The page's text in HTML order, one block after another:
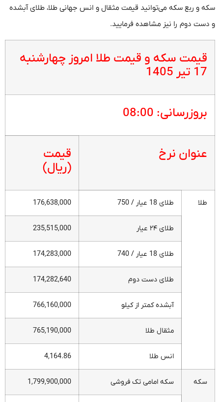
سکه و ربع سکه می‌توانید قیمت مثقال و انس جهانی طلا، طلای آبشده
و دست دوم را نیز مشاهده فرمایید.
قیمت سکه و قیمت طلا امروز چهارشنبه
17 تیر 1405
بروزرسانی: 08:00
عنوان نرخ
قیمت
(ریال)
طلا طلای 18 عیار / 750 176,638,000
طلای ۲۴ عیار 235,515,000
طلای 18 عیار / 740 174,283,000
طلای دست دوم 174,282,640
آبشده کمتر از کیلو 766,160,000
مثقال طلا 765,190,000
انس طلا 4,164.86
سکه سکه امامی تک فروشی 1,799,900,000